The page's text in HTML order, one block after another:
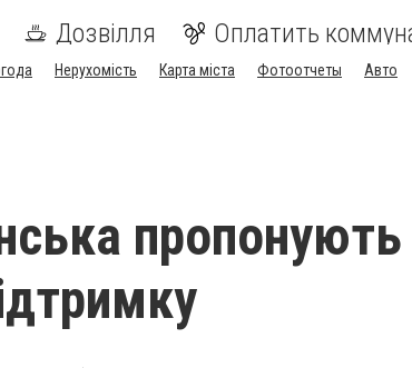
Дозвілля Оплатить
Нерухомість Карта міста Фотоотчеты Авто
пропонують